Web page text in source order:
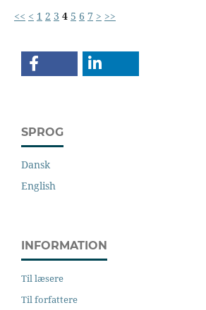
<< < 1 2 3 4 5 6 7 > >>
SPROG
Dansk
English
INFORMATION
Til læsere
Til forfattere